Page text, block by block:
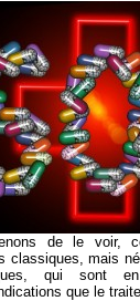
de le voir,
classiques, mais
qui sont
que le